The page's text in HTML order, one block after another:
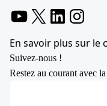
En savoir plus sur le
Suivez-nous !
Restez au courant avec